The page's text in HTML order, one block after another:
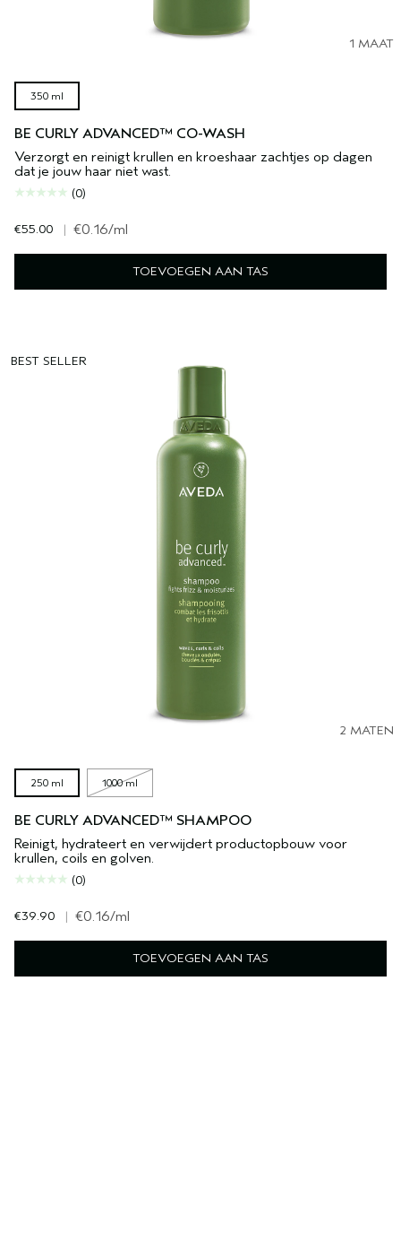
1 MAAT
350 ml
BE CURLY ADVANCED™ CO-WASH
Verzorgt en reinigt krullen en kroeshaar zachtjes op dagen
dat je jouw haar niet wast.
(0)
€55.00 | €0.16/ml
TOEVOEGEN AAN TAS
BEST SELLER
2 MATEN
250 ml 1000 ml
BE CURLY ADVANCED™ SHAMPOO
Reinigt, hydrateert en verwijdert productopbouw voor
krullen, coils en golven.
(0)
€39.90 | €0.16/ml
TOEVOEGEN AAN TAS